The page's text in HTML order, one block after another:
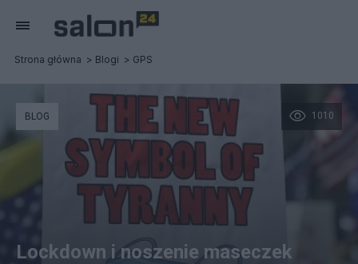
Strona główna Blogi GPS
1010
BLOG
Lockdown i noszenie maseczek